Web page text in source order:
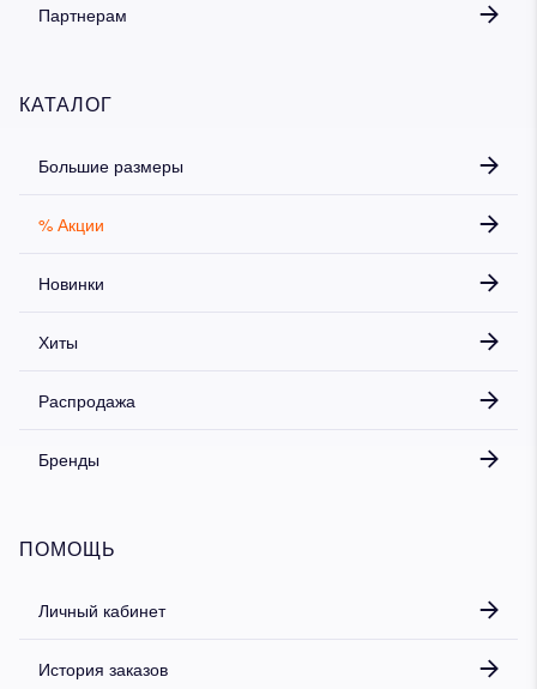
Партнерам
КАТАЛОГ
Большие размеры
% Акции
Новинки
Хиты
Распродажа
Бренды
ПОМОЩЬ
Личный кабинет
История заказов